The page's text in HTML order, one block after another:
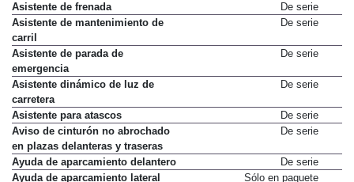
Asistente de frenada
De serie
Asistente de mantenimiento de
carril
De serie
Asistente de parada de
emergencia
De serie
Asistente dinámico de luz de
carretera
De serie
Asistente para atascos
De serie
Aviso de cinturón no abrochado
en plazas delanteras y traseras
De serie
Ayuda de aparcamiento delantero
De serie
Ayuda de aparcamiento lateral
Sólo en paquete